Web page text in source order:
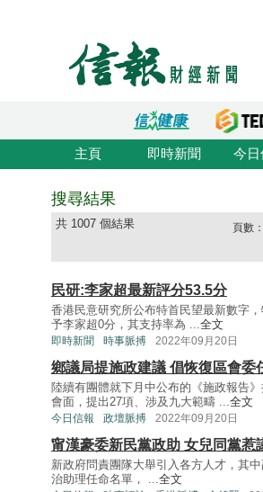
主頁 即時新聞 今日
搜尋結果
共 1007 個結果 頁數：
民研:李家超最新評分53.5分
香港民意研究所公布特首民望最新數字
予李家超0分，其支持率為 ...全文
即時新聞 時事脈搏 2022年09月20日
鄉議局提施政建議 倡恢復區會委
陸續有團體就下月中公布的《施政報告
會面，提出27項、涉及九大範疇 ...全文
今日信報 政壇脈搏 2022年09月20日
甯漢豪委新民黨政助 女兒同黨惹
新政府問責團隊大舉引入各方人才，其
治助理任命名單， ...全文